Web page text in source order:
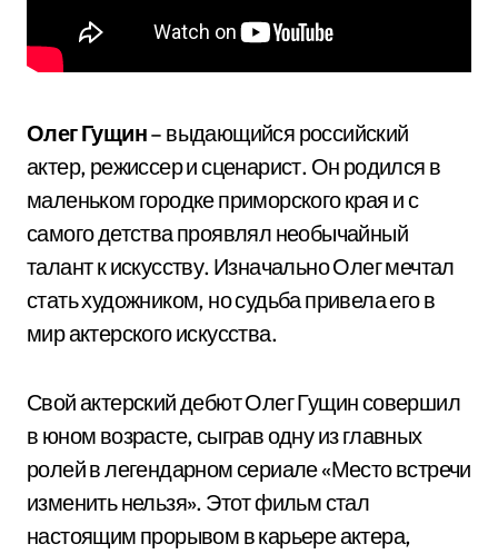
Олег Гущин– выдающийся российский
актер, режиссер и сценарист. Он родился в
маленьком городке приморского края и с
самого детства проявлял необычайный
талант к искусству. Изначально Олег мечтал
стать художником, но судьба привела его в
мир актерского искусства.
Свой актерский дебют Олег Гущин совершил
в юном возрасте, сыграв одну из главных
ролей в легендарном сериале «Место встречи
изменить нельзя». Этот фильм стал
настоящим прорывом в карьере актера,